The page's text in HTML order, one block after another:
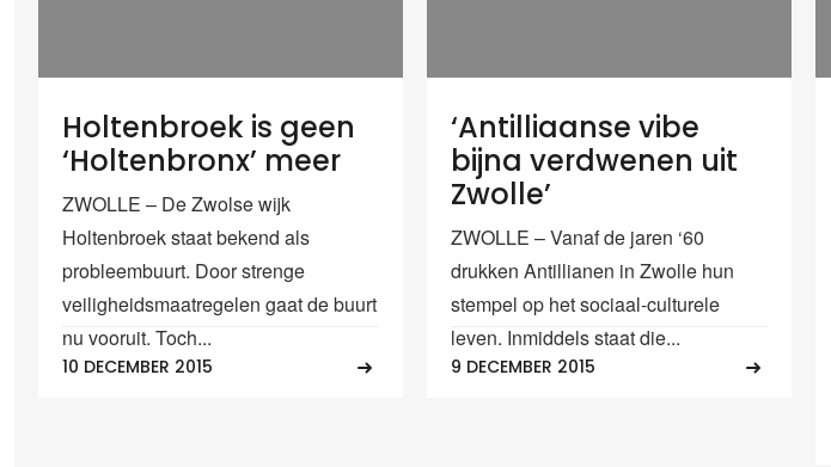
Holtenbroek is geen
‘Holtenbronx’ meer
ZWOLLE – De Zwolse wijk
Holtenbroek staat bekend als
probleembuurt. Door strenge
veiligheidsmaatregelen gaat de buurt
nu vooruit. Toch...
10 DECEMBER 2015
‘Antilliaanse vibe
bijna verdwenen uit
Zwolle’
ZWOLLE – Vanaf de jaren ‘60
drukken Antillianen in Zwolle hun
stempel op het sociaal-culturele
leven. Inmiddels staat die...
9 DECEMBER 2015